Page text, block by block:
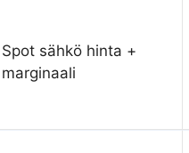
Spot sähkö hinta +
marginaali